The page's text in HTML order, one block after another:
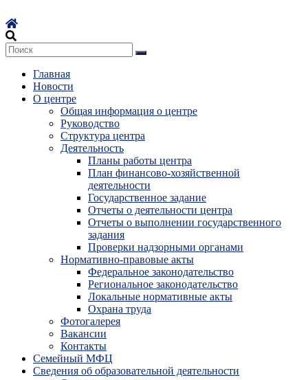
к
содержимому
Главная
Новости
О центре
Общая информация о центре
Руководство
Структура центра
Деятельность
Планы работы центра
План финансово-хозяйственной
деятельности
Государственное задание
Отчеты о деятельности центра
Отчеты о выполнении государственного
задания
Проверки надзорными органами
Нормативно-правовые акты
Федеральное законодательство
Региональное законодательство
Локальные нормативные акты
Охрана труда
Фотогалерея
Вакансии
Контакты
Семейный МФЦ
Сведения об образовательной деятельности